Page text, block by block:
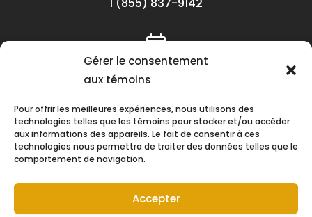
Gérer le consentement
aux témoins
Pour offrir les meilleures expériences, nous utilisons des
technologies telles que les témoins pour stocker et/ou accéder
aux informations des appareils. Le fait de consentir à ces
technologies nous permettra de traiter des données telles que le
comportement de navigation.
Accepter
Lundi au vendredi
Suivez-nous !